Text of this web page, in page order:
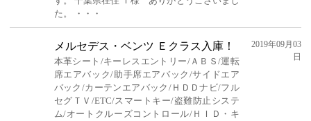
た。 ・・・
メルセデス・ベンツ Ｅクラス入庫！
本革シート/キーレスエントリー/ＡＢＳ/運転
席エアバック/助手席エアバック/サイドエア
バック/カーテンエアバック/ＨＤＤナビ/フル
セグＴＶ/ETC/スマートキー/盗難防止システ
ム/オートクルーズコントロール/ＨＩＤ・キ
2019年09月03
日